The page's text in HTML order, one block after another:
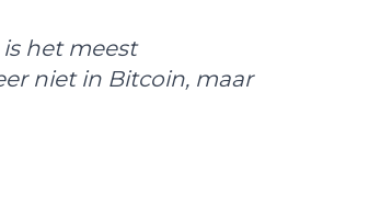
het meest
niet in Bitcoin, maar